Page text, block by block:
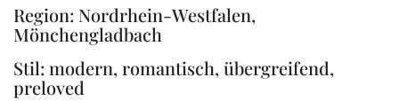
Region: Nordrhein-Westfalen,
Mönchengladbach
Stil: modern, romantisch, übergreifend,
preloved